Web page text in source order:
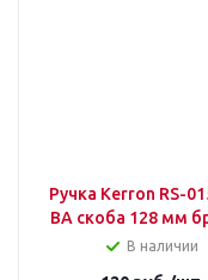
Ручка Kerron RS-
BA скоба 128 мм
В наличии